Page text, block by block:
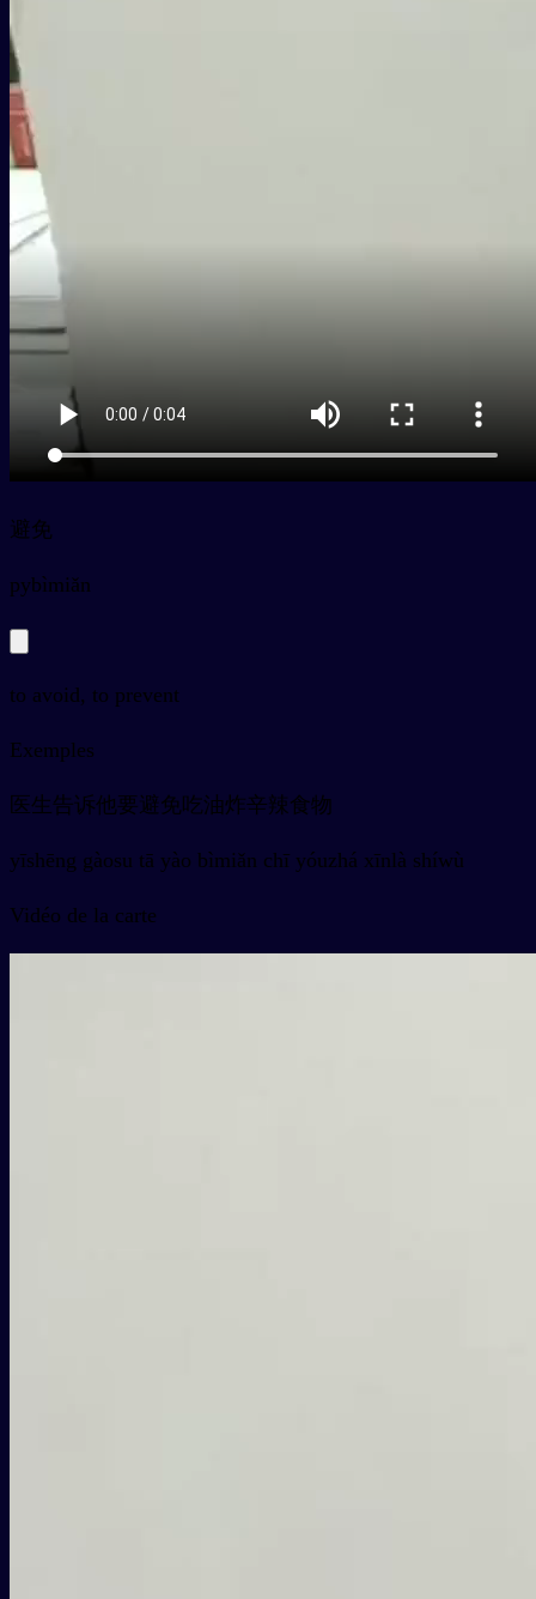
避免
pybìmiǎn
to avoid, to prevent
Exemples
医生告诉他要避免吃油炸辛辣食物
yīshēng gàosu tā yào bìmiǎn chī yóuzhá xīnlà shíwù
Vidéo de la carte